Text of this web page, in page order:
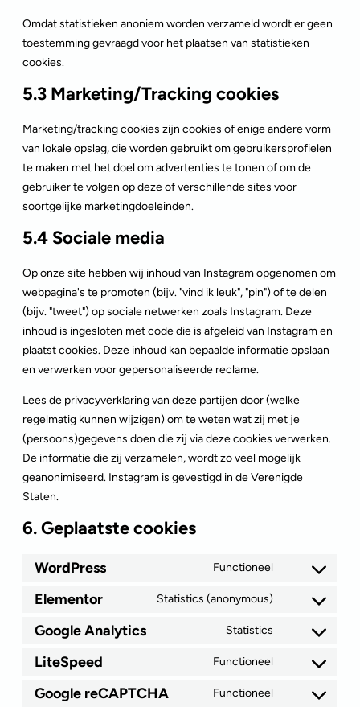
Omdat statistieken anoniem worden verzameld wordt er geen
toestemming gevraagd voor het plaatsen van statistieken
cookies.
5.3 Marketing/Tracking cookies
Marketing/tracking cookies zijn cookies of enige andere vorm
van lokale opslag, die worden gebruikt om gebruikersprofielen
te maken met het doel om advertenties te tonen of om de
gebruiker te volgen op deze of verschillende sites voor
soortgelijke marketingdoeleinden.
5.4 Sociale media
Op onze site hebben wij inhoud van Instagram opgenomen om
webpagina's te promoten (bijv. "vind ik leuk", "pin") of te delen
(bijv. "tweet") op sociale netwerken zoals Instagram. Deze
inhoud is ingesloten met code die is afgeleid van Instagram en
plaatst cookies. Deze inhoud kan bepaalde informatie opslaan
en verwerken voor gepersonaliseerde reclame.
Lees de privacyverklaring van deze partijen door (welke
regelmatig kunnen wijzigen) om te weten wat zij met je
(persoons)gegevens doen die zij via deze cookies verwerken.
De informatie die zij verzamelen, wordt zo veel mogelijk
geanonimiseerd. Instagram is gevestigd in de Verenigde
Staten.
6. Geplaatste cookies
WordPress Functioneel
Elementor Statistics (anonymous)
Google Analytics Statistics
LiteSpeed Functioneel
Google reCAPTCHA Functioneel